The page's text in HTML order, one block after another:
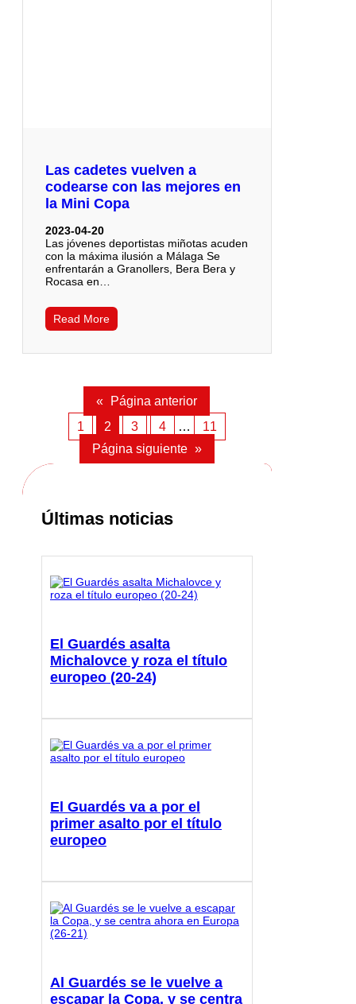
Las cadetes vuelven a
codearse con las mejores en
la Mini Copa
2023-04-20
Las jóvenes deportistas miñotas acuden
con la máxima ilusión a Málaga Se
enfrentarán a Granollers, Bera Bera y
Rocasa en…
Read More
«
Página anterior
1
2 3 4 …
11
Página siguiente »
Últimas noticias
El Guardés asalta
Michalovce y roza el título
europeo (20-24)
El Guardés va a por el
primer asalto por el título
europeo
Al Guardés se le vuelve a
escapar la Copa, y se centra